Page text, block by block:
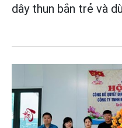
dây thun bắn trẻ và